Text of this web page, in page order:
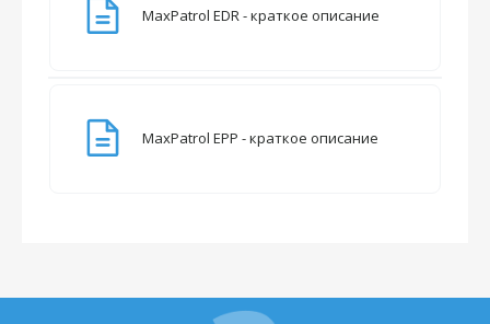
MaxPatrol EDR - краткое описание
MaxPatrol EPP - краткое описание